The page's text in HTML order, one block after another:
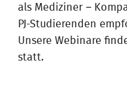
als Mediziner –
PJ-Studierenden
Unsere Webinare
statt.